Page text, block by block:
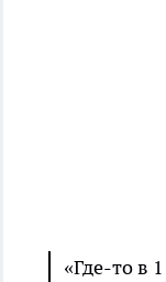
«Где-то в